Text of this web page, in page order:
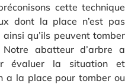
cette technique
dont la place n’est pas
qu’ils peuvent tomber
abatteur d’arbre a
évaluer la situation et
a la place pour tomber ou